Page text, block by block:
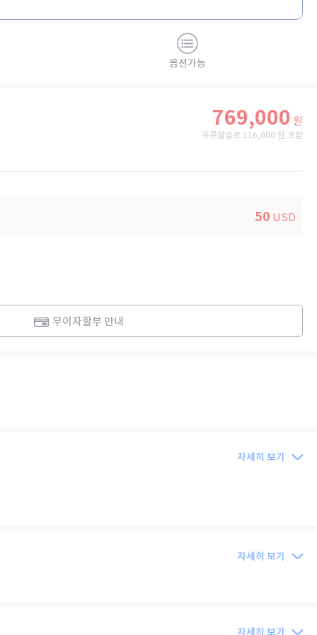
옵션가능
769,000 원
유류할증료 116,000 원 포함
50 USD
무이자할부 안내
자세히 보기
자세히 보기
자세히 보기